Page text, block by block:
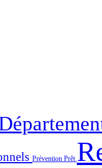
Prévention Prêt